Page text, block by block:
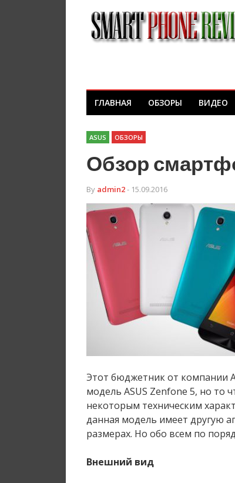
ГЛАВНАЯ ОБЗОРЫ ВИДЕО
ASUS ОБЗОРЫ
Обзор
By admin2- 15.09.2016
Этот бюджетник от компании
модель ASUS Zenfone 5, но то
некоторым техническим
данная модель имеет другую
размерах. Но обо всем по
Внешний вид